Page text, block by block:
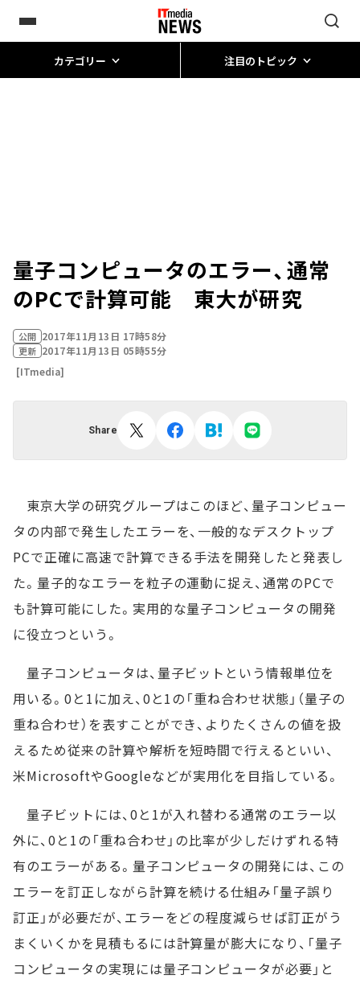
カテゴリー 注目のトピック
量子コンピュータのエラー、通常
のPCで計算可能 東大が研究
公開 2017年11月13日 17時58分
更新 2017年11月13日 05時55分
[ITmedia]
Share
東京大学の研究グループはこのほど、量子コンピュー
タの内部で発生したエラーを、一般的なデスクトップ
PCで正確に高速で計算できる手法を開発したと発表し
た。量子的なエラーを粒子の運動に捉え、通常のPCで
も計算可能にした。実用的な量子コンピュータの開発
に役立つという。
量子コンピュータは、量子ビットという情報単位を
用いる。0と1に加え、0と1の「重ね合わせ状態」（量子の
重ね合わせ）を表すことができ、よりたくさんの値を扱
えるため従来の計算や解析を短時間で行えるといい、
米MicrosoftやGoogleなどが実用化を目指している。
量子ビットには、0と1が入れ替わる通常のエラー以
外に、0と1の「重ね合わせ」の比率が少しだけずれる特
有のエラーがある。量子コンピュータの開発には、この
エラーを訂正しながら計算を続ける仕組み「量子誤り
訂正」が必要だが、エラーをどの程度減らせば訂正がう
まくいくかを見積もるには計算量が膨大になり、「量子
コンピュータの実現には量子コンピュータが必要」と